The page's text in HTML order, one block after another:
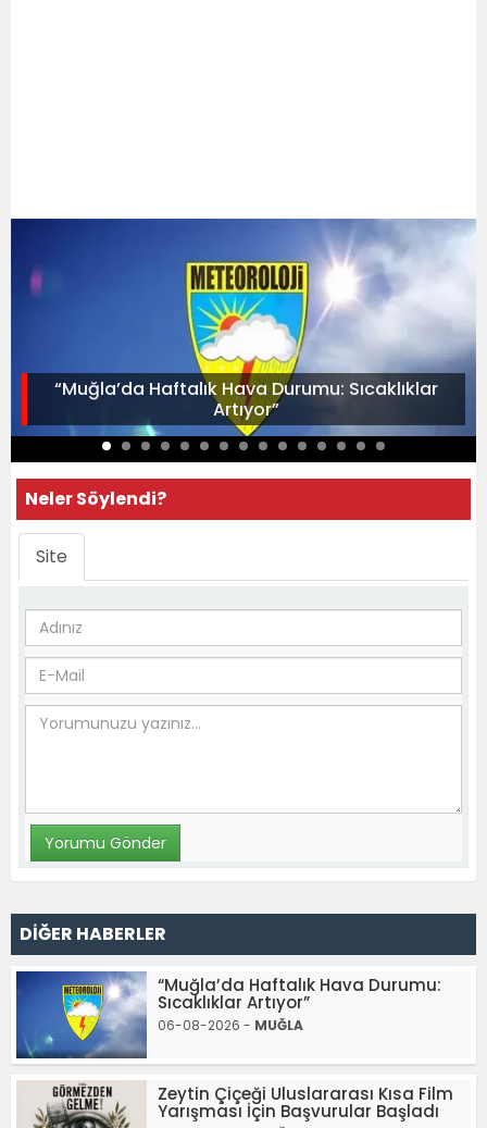
“Muğla’da Haftalık Hava Durumu: Sıcaklıklar
Artıyor”
Neler Söylendi?
Site
DİĞER HABERLER
“Muğla’da Haftalık Hava Durumu:
Sıcaklıklar Artıyor”
06-08-2026 - MUĞLA
Zeytin Çiçeği Uluslararası Kısa Film
Yarışması İçin Başvurular Başladı